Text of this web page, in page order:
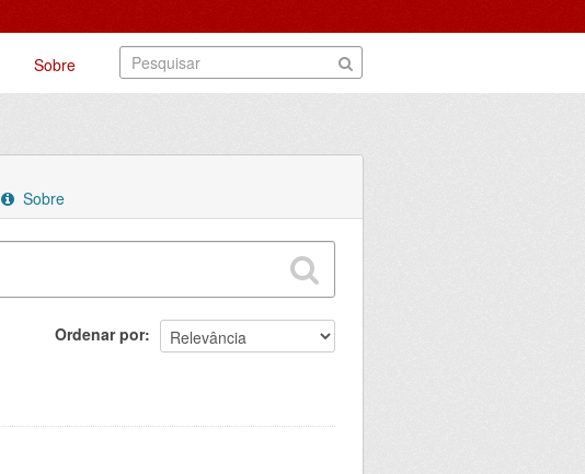
Sobre
Sobre
Ordenar por